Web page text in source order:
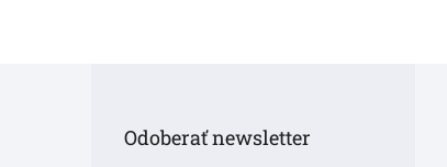
Odoberať newsletter